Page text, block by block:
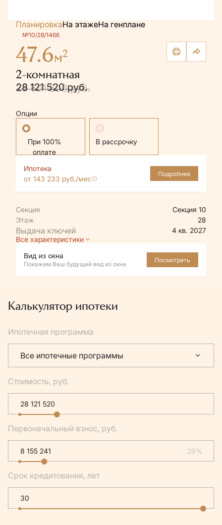
ПланировкаНа этажеНа генплане
№10/28/1466
47.6м2
2-комнатная
29 601 600 руб.
28 121 520 руб.
Опции
Стандартная В рассрочку
Ипотека
от 143 233 руб./мес
Подробнее
Секция
Секция 10
Этаж
28
4 кв. 2027
Все характеристики
Вид из окна
Покажем Ваш будущий вид из окна
Посмотреть
Калькулятор ипотеки
Ипотечная программа
Все ипотечные программы
Стоимость, руб.
Первоначальный взнос, руб.
29%
Срок кредитования, лет